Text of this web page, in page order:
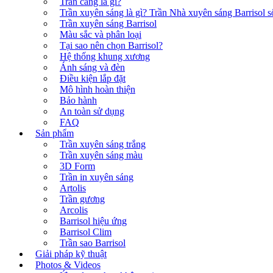
Trần xuyên sáng là gì? Trần Nhà xuyên sáng Barrisol
Trần xuyên sáng Barrisol
Màu sắc và phân loại
Tại sao nên chọn Barrisol?
Hệ thống khung xương
Ánh sáng và đèn
Điều kiện lắp đặt
Mô hình hoàn thiện
Bảo hành
An toàn sử dụng
FAQ
Sản phẩm
Trần xuyên sáng trắng
Trần xuyên sáng màu
3D Form
Trần in xuyên sáng
Artolis
Trần gương
Arcolis
Barrisol hiệu ứng
Barrisol Clim
Trần sao Barrisol
Giải pháp kỹ thuật
Photos & Videos